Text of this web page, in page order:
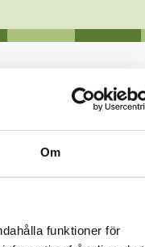
Om
funktioner för